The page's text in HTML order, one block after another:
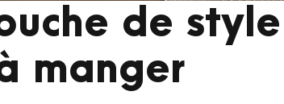
de
manger